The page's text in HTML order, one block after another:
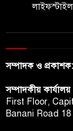
লাইফস্টাইল
সম্পাদক ও প্রকাশক:
সম্পাদকীয়
First Floor,
Banani Road